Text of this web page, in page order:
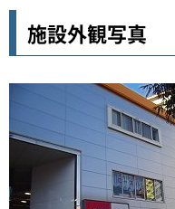
施設外観写真